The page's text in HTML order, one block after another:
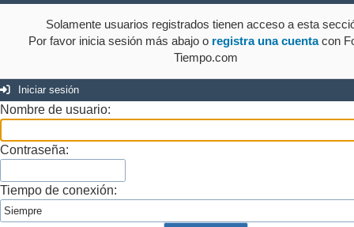
Solamente usuarios registrados tienen acceso a esta
Por favor inicia sesión más abajo o registra una cuentacon
Tiempo.com
Iniciar sesión
Nombre de usuario:
Contraseña:
Tiempo de conexión: